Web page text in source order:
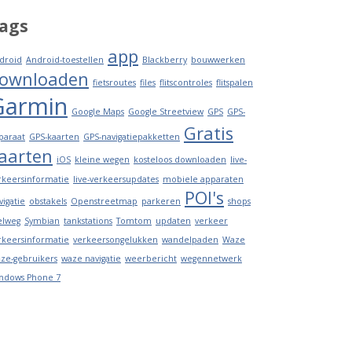
Android-toestellen app Blackberry bouwwerken
fietsroutes files flitscontroles flitspalen
Google Maps Google Streetview GPS GPS-
GPS-kaarten GPS-navigatiepakketten Gratis
iOS kleine wegen kosteloos downloaden live-
live-verkeersupdates mobiele apparaten
obstakels Openstreetmap parkeren POI's shops
Symbian tankstations Tomtom updaten verkeer
verkeersongelukken wandelpaden Waze
gebruikers waze navigatie weerbericht wegennetwerk
Phone 7